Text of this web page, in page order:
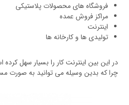
فروشگاه های محصولات پلاستیکی
مراکز فروش عمده
اینترنت
تولیدی ها و کارخانه ها
در این بین اینترنت کار را بسیار سهل
چرا که بدین وسیله می توانید به صورت